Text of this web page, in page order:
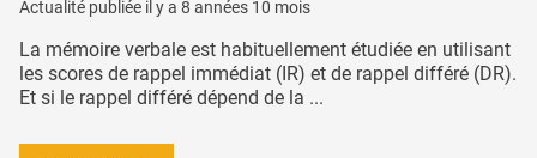
Actualité publiée il y a 8 années 10 mois
La mémoire verbale est habituellement étudiée en utilisant
les scores de rappel immédiat (IR) et de rappel différé (DR).
Et si le rappel différé dépend de la ...